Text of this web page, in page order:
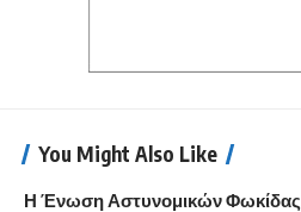
You Might Also Like
Η Ένωση Αστυνομικών Φωκίδας